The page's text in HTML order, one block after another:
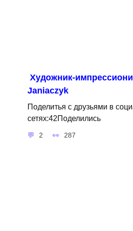
Художник-
Janiaczyk
Поделитья с друзьями в
сетях:42Поделились
2 287